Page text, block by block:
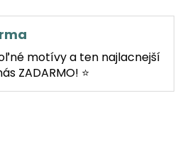
motívy a ten najlacnejší
ZADARMO! ⭐